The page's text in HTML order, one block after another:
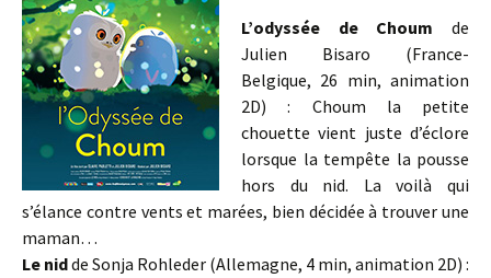
L’odyssée de Choum de
Julien Bisaro (France-
Belgique, 26 min, animation
2D) : Choum la petite
chouette vient juste d’éclore
lorsque la tempête la pousse
hors du nid. La voilà qui
s’élance contre vents et marées, bien décidée à trouver une
maman…
Le nidde Sonja Rohleder (Allemagne, 4 min, animation 2D) :